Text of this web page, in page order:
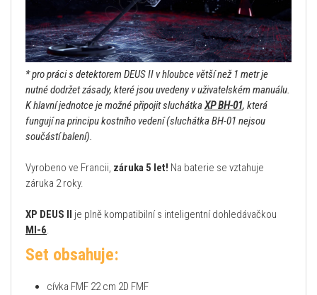
* pro práci s detektorem DEUS II v hloubce větší než 1 metr je
nutné dodržet zásady, které jsou uvedeny v uživatelském manuálu.
K hlavní jednotce je možné připojit sluchátkaXP BH-01, která
fungují na principu kostního vedení (sluchátka BH-01 nejsou
součástí balení).
Vyrobeno ve Francii, záruka 5 let! Na baterie se vztahuje
záruka 2 roky.
XP DEUS II je plně kompatibilní s inteligentní dohledávačkou
MI-6.
Set obsahuje:
cívka FMF 22 cm 2D FMF